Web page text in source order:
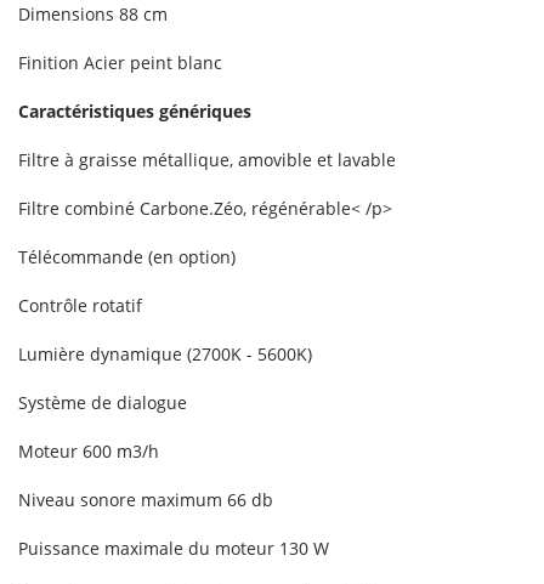
Dimensions 88 cm
Finition Acier peint blanc
Caractéristiques génériques
Filtre à graisse métallique, amovible et lavable
Filtre combiné Carbone.Zéo, régénérable< /p>
Télécommande (en option)
Contrôle rotatif
Lumière dynamique (2700K - 5600K)
Système de dialogue
Moteur 600 m3/h
Niveau sonore maximum 66 db
Puissance maximale du moteur 130 W